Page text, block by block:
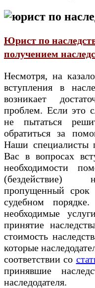
Юрист по
получением
Несмотря, на
вступления в
возникает
проблем. Если это
не пытаться
обратиться за
Наши специалисты
Вас в вопросах
необходимости
(бездействие)
пропущенный срок
судебном
необходимые
принятие
стоимость
которые
соответствии со
принявшие
наследодателя.